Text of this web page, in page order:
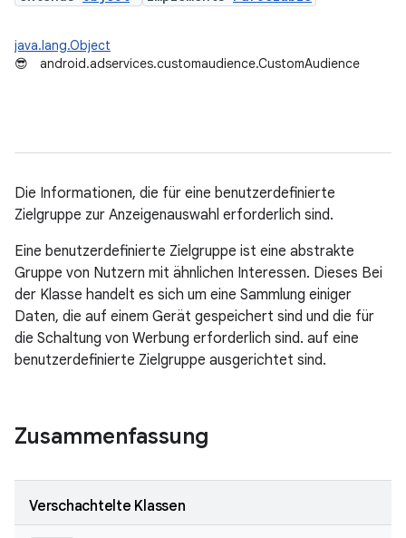
java.lang.Object
😎
android.adservices.customaudience.CustomAudience
Die Informationen, die für eine benutzerdefinierte
Zielgruppe zur Anzeigenauswahl erforderlich sind.
Eine benutzerdefinierte Zielgruppe ist eine abstrakte
Gruppe von Nutzern mit ähnlichen Interessen. Dieses Bei
der Klasse handelt es sich um eine Sammlung einiger
Daten, die auf einem Gerät gespeichert sind und die für
die Schaltung von Werbung erforderlich sind. auf eine
benutzerdefinierte Zielgruppe ausgerichtet sind.
Zusammenfassung
Verschachtelte Klassen